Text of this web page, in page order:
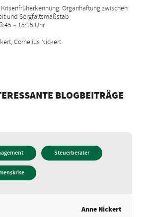
Organhaftung zwischen
und Sorgfaltsmaßstab
– 15:15 Uhr
Cornelius Nickert
BLOGBEITRÄGE
Steuerberater
Anne Nickert